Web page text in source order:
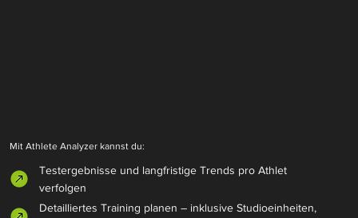
Mit Athlete Analyzer kannst du:
Testergebnisse und langfristige Trends pro Athlet
verfolgen
Detailliertes Training planen – inklusive Studioeinheiten,